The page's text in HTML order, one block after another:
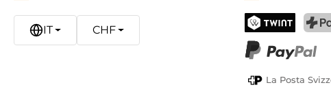
TWINT
La Posta
IT CHF